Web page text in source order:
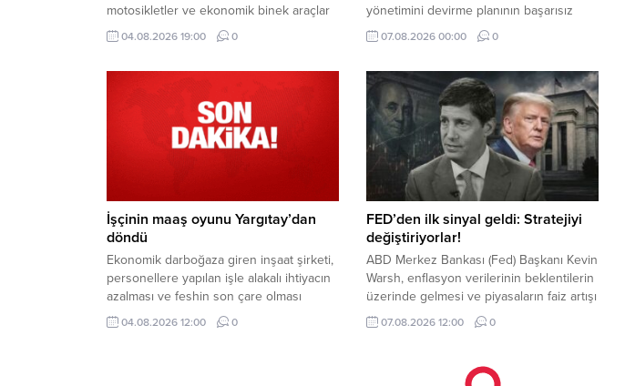
motosikletler ve ekonomik binek araçlar
ihalede alıcılarını bekliyor. İşte detaylar...
04.08.2026 19:00 0
yönetimini devirme planının başarısız
olmasının ardından İstihbarat Daire
Başkanı ile İran Masası Şefi'ni görevden
07.08.2026 00:00 0
İşçinin maaş oyunu Yargıtay’dan
döndü
Ekonomik darboğaza giren inşaat şirketi,
personellere yapılan işle alakalı ihtiyacın
azalması ve feshin son çare olması
prensibi ilkelerinden hareketle iş
sözleşmesini bu nedenle sona erdirmek
04.08.2026 12:00 0
FED’den ilk sinyal geldi: Stratejiyi
değiştiriyorlar!
ABD Merkez Bankası (Fed) Başkanı Kevin
Warsh, enflasyon verilerinin beklentilerin
üzerinde gelmesi ve piyasaların faiz artışı
ihtimalini güçlendirmesi halinde eylül
ayındaki toplantıda faiz artırmaya hazır
07.08.2026 12:00 0